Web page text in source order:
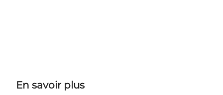
En savoir plus